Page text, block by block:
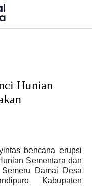
Hunian
bencana erupsi
Sementara dan
Damai Desa
Kabupaten